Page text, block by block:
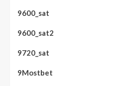
9600_sat
9600_sat2
9720_sat
9Mostbet